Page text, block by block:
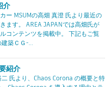
介
ー MSUMの高畑 真澄 氏より最近の
ます。 AREA JAPANでは高畑氏が
コンテンツを掲載中。 下記もご覧
築ＣＧ-...
紹介
氏より、Chaos Corona の概要と特